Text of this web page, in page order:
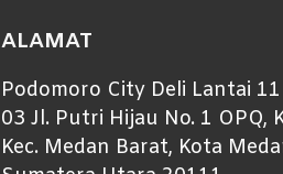
ALAMAT
Podomoro City Deli Lantai
03 Jl. Putri Hijau No. 1 OPQ,
Kec. Medan Barat, Kota